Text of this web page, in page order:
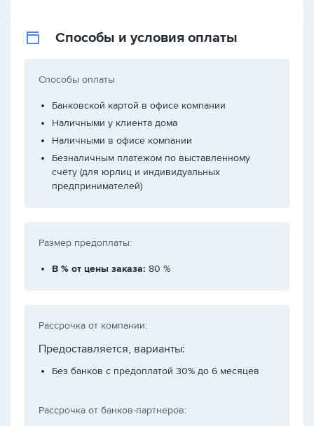
Способы и условия оплаты
Способы оплаты
Банковской картой в офисе компании
Наличными у клиента дома
Наличными в офисе компании
Безналичным платежом по выставленному
счёту (для юрлиц и индивидуальных
предпринимателей)
Размер предоплаты:
В % от цены заказа: 80 %
Рассрочка от компании:
Предоставляется, варианты:
Без банков с предоплатой 30% до 6 месяцев
Рассрочка от банков-партнеров: